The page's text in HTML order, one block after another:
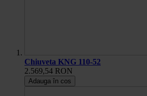
Chiuveta KNG 110-52
2.569,54 RON
Adauga în cos